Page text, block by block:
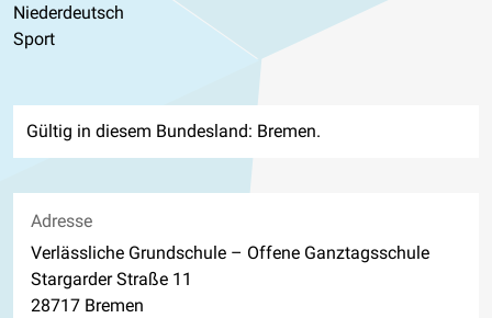
Niederdeutsch
Sport
Gültig in diesem Bundesland: Bremen.
Adresse
Verlässliche Grundschule – Offene Ganztagsschule
Stargarder Straße 11
28717 Bremen